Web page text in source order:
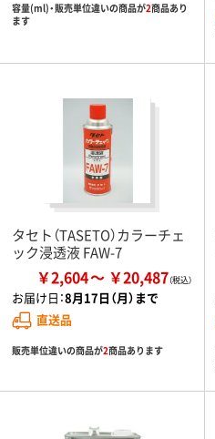
容量(ml)・販売単位違いの商品が2商品あり
ます
タセト（TASETO）カラーチェ
ック浸透液 FAW-7
￥2,604 ￥20,487
お届け日：8月17日（月）まで
直送品
販売単位違いの商品が2商品あります